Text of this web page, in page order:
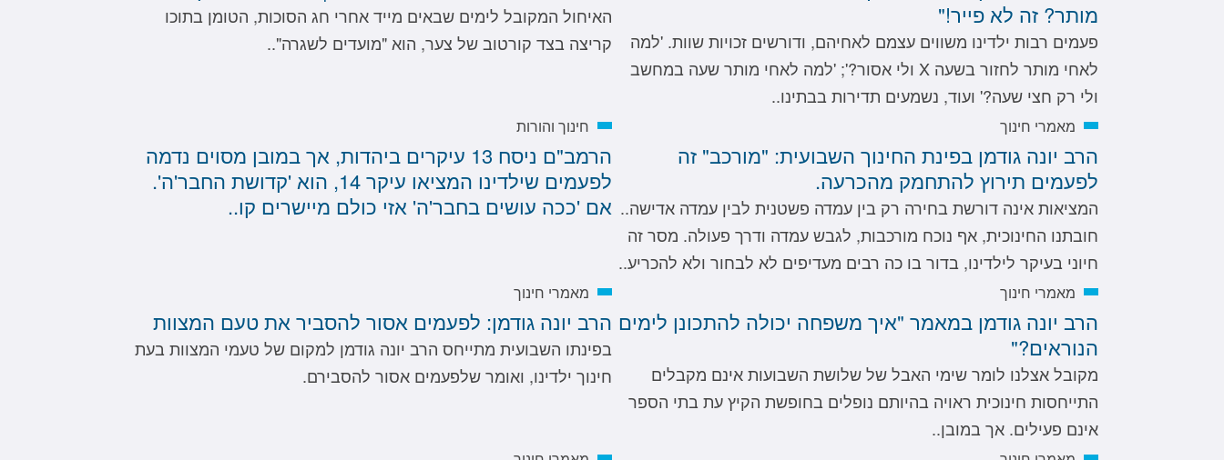
מותר? זה לא פייר!"
פעמים רבות ילדינו משווים עצמם לאחיהם, ודורשים זכויות שוות. 'למה
לאחי מותר לחזור בשעה X ולי אסור?'; 'למה לאחי מותר שעה במחשב
ולי רק חצי שעה?' ועוד, נשמעים תדירות בבתינו..
האיחול המקובל לימים שבאים מייד אחרי חג הסוכות, הטומן בתוכו
קריצה בצד קורטוב של צער, הוא "מועדים לשגרה"..
מאמרי חינוך
הרב יונה גודמן בפינת החינוך השבועית: "מורכב" זה
לפעמים תירוץ להתחמק מהכרעה.
המציאות אינה דורשת בחירה רק בין עמדה פשטנית לבין עמדה אדישה..
חובתנו החינוכית, אף נוכח מורכבות, לגבש עמדה ודרך פעולה. מסר זה
חיוני בעיקר לילדינו, בדור בו כה רבים מעדיפים לא לבחור ולא להכריע..
חינוך והורות
הרמב"ם ניסח 13 עיקרים ביהדות, אך במובן מסוים נדמה
לפעמים שילדינו המציאו עיקר 14, הוא 'קדושת החבר'ה'.
אם 'ככה עושים בחבר'ה' אזי כולם מיישרים קו..
מאמרי חינוך
הרב יונה גודמן במאמר "איך משפחה יכולה להתכונן לימים
הנוראים?"
מקובל אצלנו לומר שימי האבל של שלושת השבועות אינם מקבלים
התייחסות חינוכית ראויה בהיותם נופלים בחופשת הקיץ עת בתי הספר
אינם פעילים. אך במובן..
מאמרי חינוך
הרב יונה גודמן: לפעמים אסור להסביר את טעם המצוות
בפינתו השבועית מתייחס הרב יונה גודמן למקום של טעמי המצוות בעת
חינוך ילדינו, ואומר שלפעמים אסור להסבירם.